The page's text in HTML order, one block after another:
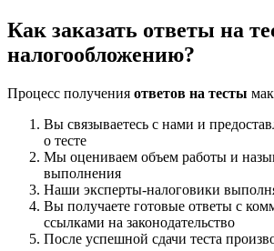
Как заказать ответы на
налогообложению?
Процесс получения ответов на тесты
Вы связываетесь с нами и
о тесте
Мы оцениваем объем работы и
выполнения
Наши эксперты-налоговики
Вы получаете готовые ответы с
ссылками на законодательство
После успешной сдачи теста